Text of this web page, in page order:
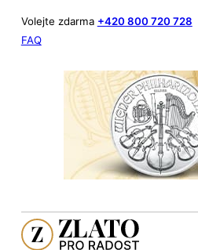
Volejte zdarma +420 800 720 728
FAQ